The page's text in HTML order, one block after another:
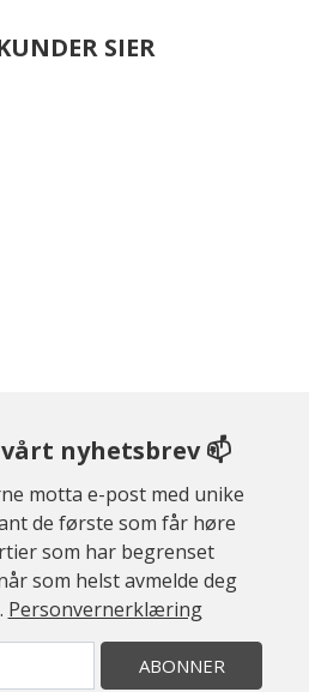
SIER
nyhetsbrev 📫
motta e-post med unike
de første som får høre
som har begrenset
som helst avmelde deg
Personvernerklæring
ABONNER